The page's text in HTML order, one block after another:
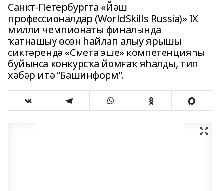
Санкт-Петербургта «Йәш
профессионалдар (WorldSkills Russia)» IX
милли чемпионаты финалында
ҡатнашыу өсөн һайлап алыу ярышы
сиктәрендә «Смета эше» компетенцияһы
буйынса конкурсҡа йомғаҡ яһалды, тип
хәбәр итә “Башинформ”.